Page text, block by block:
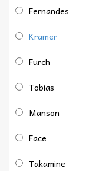
Fernandes
Kramer
Furch
Tobias
Manson
Face
Takamine